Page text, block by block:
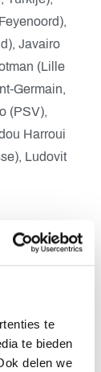
te
te bieden
delen we
Javairo
(Lille
Germain,
(PSV),
Harroui
Ludovit
Brugge,
(Roda
Frankrijk).